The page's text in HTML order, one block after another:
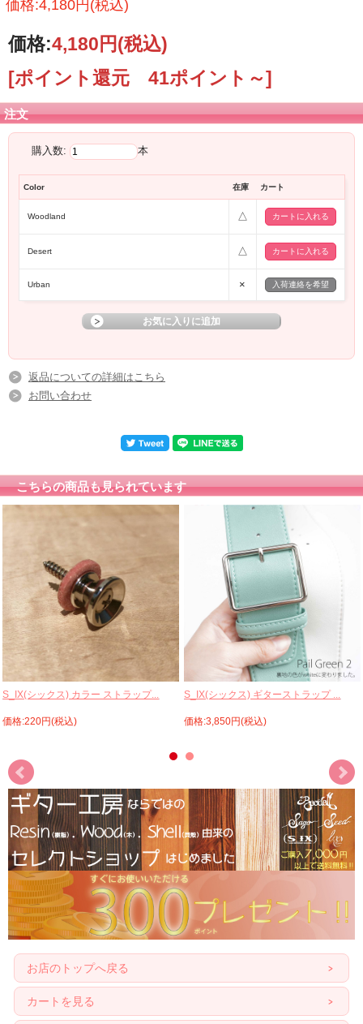
こちらの素材は対照的に、マットな質感かつポップなプリント柄になっており、
ピールできます。
従来のクラシックなデザインのギターストラップは、長さ調節できる幅が少ない
ケースがあり、
頭を抱えることがありますが、 ReGICは最大約35?pの長さ調節機能を実現し、
ギター・ベース問わずあらゆるプレイ スタイルの方にお使いいただけます。
どの長さで使用していてもリバーシブルのデザインを損なうことなく、最短約
110?pから最長約145?p まで対応できます。
幅広で安定感があるので、アコースティックギターにもお使いいただけます。(取
り付ける箇所により、ストラップ穴に通す紐を別途ご用意いただく必要がありま
丁寧に縫製されたステッチは、耐久性のみならずデザインのアクセントになりま
価格:4,180円(税込)
価格:4,180円(税込)
[ポイント還元 41ポイント～]
注文
購入数: 本
Color 在庫 カート
Woodland △
Desert △
Urban × 入荷連絡を希望
返品についての詳細はこちら
お問い合わせ
こちらの商品も見られています
S_IX(シックス) カラー ストラップ...
価格:220円(税込)
S_IX(シックス) ギターストラップ ...
価格:3,850円(税込)
お店のトップへ戻る
カートを見る